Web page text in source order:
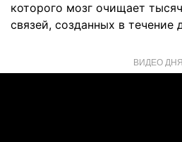
которого мозг очищает
связей, созданных в течение
ВИДЕО ДНЯ